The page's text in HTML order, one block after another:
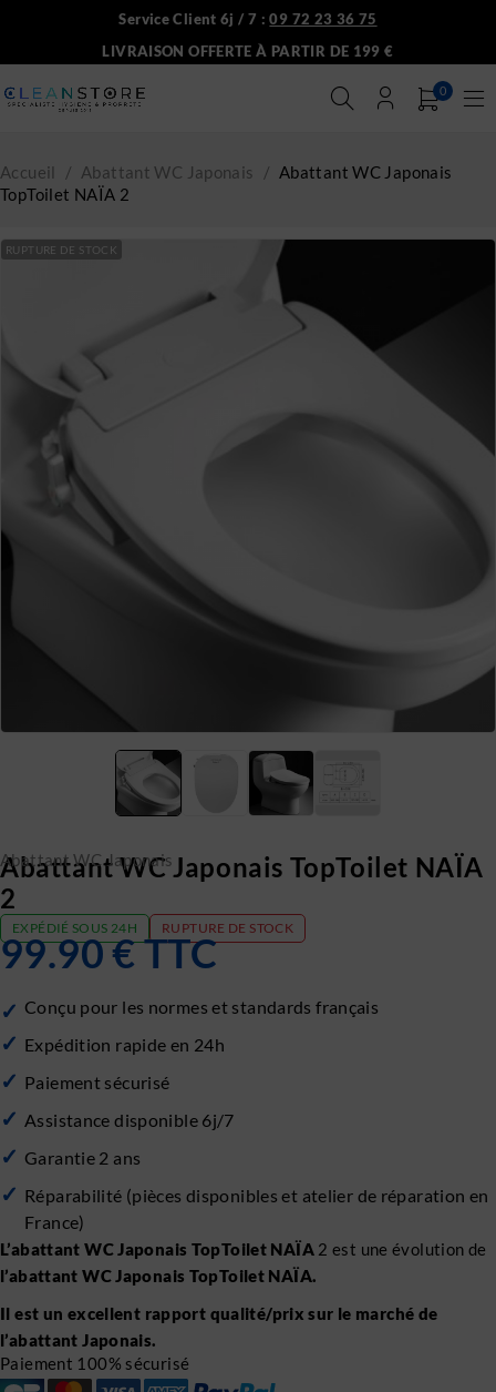
Service Client 6j / 7 :09 72 23 36 75
LIVRAISON OFFERTE À PARTIR DE 199 €
0
Accueil / Abattant WC Japonais / Abattant WC Japonais
TopToilet NAÏA 2
RUPTURE DE STOCK
Abattant WC Japonais
Abattant WC Japonais TopToilet NAÏA
2
EXPÉDIÉ SOUS 24H RUPTURE DE STOCK
99.90€TTC
Conçu pour les normes et standards français
Expédition rapide en 24h
Paiement sécurisé
Assistance disponible 6j/7
Garantie 2 ans
Réparabilité (pièces disponibles et atelier de réparation en
France)
L’abattant WC Japonais TopToilet NAÏA2 est une évolution de
l’abattant WC Japonais TopToilet NAÏA.
Il est un excellent rapport qualité/prix sur le marché de
l’abattant Japonais.
Paiement 100% sécurisé